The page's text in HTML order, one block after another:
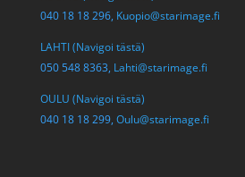
040 18 18 296, Kuopio@starimage.fi
LAHTI (Navigoi tästä)
050 548 8363, Lahti@starimage.fi
OULU (Navigoi tästä)
040 18 18 299, Oulu@starimage.fi